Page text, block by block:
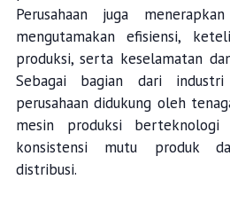
Perusahaan juga
mengutamakan efisiensi,
produksi, serta keselamatan
Sebagai bagian dari
perusahaan didukung oleh
mesin produksi
konsistensi mutu produk
distribusi.